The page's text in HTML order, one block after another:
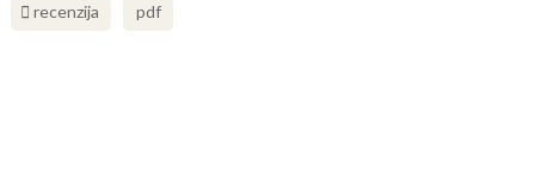
recenzija pdf